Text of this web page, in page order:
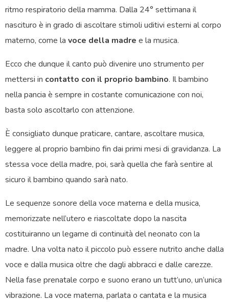
ritmo respiratorio della mamma. Dalla 24° settimana il
nascituro è in grado di ascoltare stimoli uditivi esterni al corpo
materno, come la voce della madre e la musica.
Ecco che dunque il canto può divenire uno strumento per
mettersi in contatto con il proprio bambino. Il bambino
nella pancia è sempre in costante comunicazione con noi,
basta solo ascoltarlo con attenzione.
È consigliato dunque praticare, cantare, ascoltare musica,
leggere al proprio bambino fin dai primi mesi di gravidanza. La
stessa voce della madre, poi, sarà quella che farà sentire al
sicuro il bambino quando sarà nato.
Le sequenze sonore della voce materna e della musica,
memorizzate nell’utero e riascoltate dopo la nascita
costituiranno un legame di continuità del neonato con la
madre. Una volta nato il piccolo può essere nutrito anche dalla
voce e dalla musica oltre che dagli abbracci e dalle carezze.
Nella fase prenatale corpo e suono erano un tutt’uno, un’unica
vibrazione. La voce materna, parlata o cantata e la musica